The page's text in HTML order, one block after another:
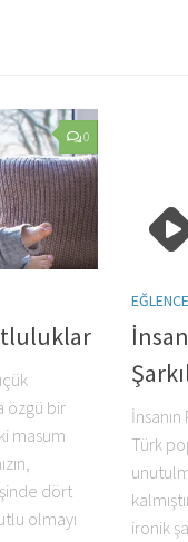
0
özgü bir
masum
dört
olmayı
EĞLENCE
Türk
ironik